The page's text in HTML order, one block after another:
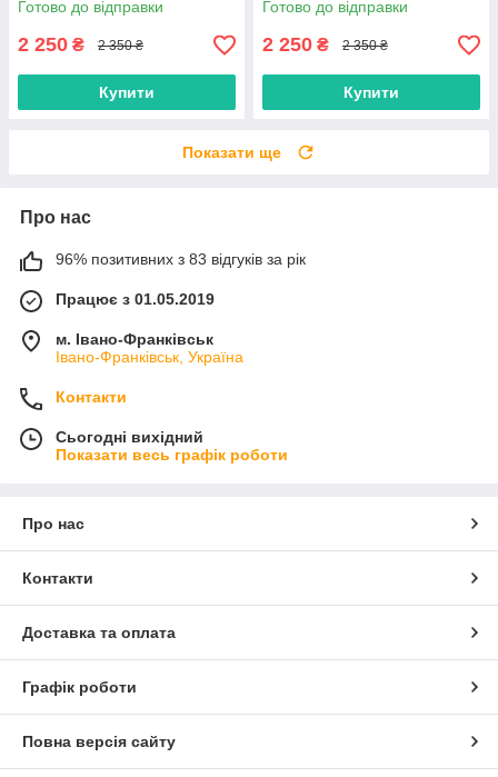
Готово до відправки
2 250 ₴ 2 350 ₴
Купити
Готово до відправки
2 250 ₴ 2 350 ₴
Купити
Показати ще
Про нас
96% позитивних з 83 відгуків за рік
Працює з 01.05.2019
м. Івано-Франківськ
Івано-Франківськ, Україна
Контакти
Сьогодні вихідний
Показати весь графік роботи
Про нас
Контакти
Доставка та оплата
Графік роботи
Повна версія сайту